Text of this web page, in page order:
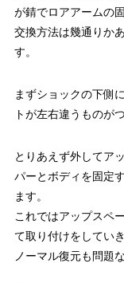
が錆でロアアームの
交換方法は幾通りか
す。
まずショックの下側
トが左右違うものが
とりあえず外してア
パーとボディを固定
ます。
これではアップスペ
て取り付けをしていき
ノーマル復元も問題